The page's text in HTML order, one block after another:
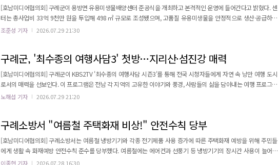
[호남미디어협의회] 구례군이 용방면 유용미생물배양센터 준공식을 개최하고 본격적인 운영에 들어간다고 밝혔다. 센
터는 총사업비 33억 9천만 원을 투입해 498㎡ 규모로 조성됐으며, 고품질 유용미생물을 안정적으로 생산·공급하기
위한 최신 설비를 갖췄다. 새롭게 이전 신축된 센터는 멸균배양시스템과 품질검사장비, 자동분주시스템 등을 도입했
조준성 기자 2026.07.29 21:30
구례군, '최수종의 여행사담3' 첫방…지리산·섬진강 매력
[호남미디어협의회] 구례군이 KBS2TV '최수종의 여행사담 시즌3'를 통해 전국 시청자들에게 자연 속 낭만 여행 도시
로서의 매력을 선보인다. 이 프로그램은 전남 각 지역의 고유한 이야기와 풍경, 사람들의 삶을 담아내는 여행 프로그램
으로, 전남광주통합특별시, 구례군, 광양시, 여수시가 주최하고 (사)전남영상위원회가 주관하여 기획·제작됐다. 이번
노해섭 기자 2026.07.29 21:20
구례소방서 "여름철 주택화재 비상!" 안전수칙 당부
[호남미디어협의회] 구례소방서는 여름철 냉방기기와 각종 전기제품 사용 증가에 따른 주택화재 예방을 위해 주민들
에게 생활 속 화재예방 안전수칙 준수를 당부했다. 여름철에는 에어컨과 선풍기 등 냉방기기의 장시간 사용이 늘어나
며, 높은 온도와 습도로 인해 전기설비에 부담이 커질 수 있어 각별한 주의가 요구된다. 특히 하나의 콘센트에 여러 전
이종현 기자 2026.07.28 16:30